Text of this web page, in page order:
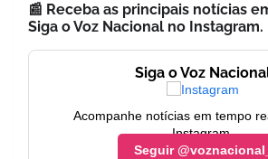
📰 Receba as principais notícias
Siga o Voz Nacional no Instagram.
Siga o Voz
Acompanhe notícias em tempo
Instagram.
Seguir @voznacional_